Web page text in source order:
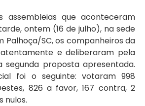
assembleias que aconteceram
ontem (16 de julho), na sede
Palhoça/SC, os companheiros da
e deliberaram pela
segunda proposta apresentada.
foi o seguinte: votaram 998
826 a favor, 167 contra, 2
nulos.